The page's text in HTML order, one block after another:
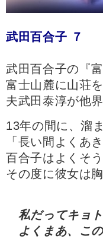
武田百合子 ７
武田百合子の『
富士山麓に山荘
夫武田泰淳が他
13年の間に、溜
「長い間よくあ
百合子はよくそ
その度に彼女は
私だってキョ
よくまあ、こ